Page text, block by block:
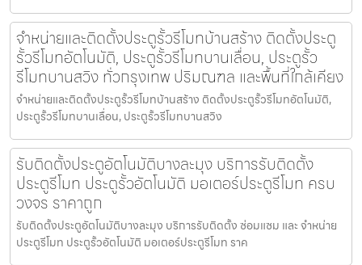
จำหน่ายและติดตั้งประตูรั้วรีโมทบ้านสร้าง ติดตั้งประตู
รั้วรีโมทอัตโนมัติ, ประตูรั้วรีโมทบานเลื่อน, ประตูรั้ว
รีโมทบานสวิง ทั่วกรุงเทพ ปริมณฑล และพื้นที่ใกล้เคียง
จำหน่ายและติดตั้งประตูรั้วรีโมทบ้านสร้าง ติดตั้งประตูรั้วรีโมทอัตโนมัติ,
ประตูรั้วรีโมทบานเลื่อน, ประตูรั้วรีโมทบานสวิง
รับติดตั้งประตูอัตโนมัติบางละมุง บริการรับติดตั้ง
ประตูรีโมท ประตูรั้วอัตโนมัติ มอเตอร์ประตูรีโมท ครบ
วงจร ราคาถูก
รับติดตั้งประตูอัตโนมัติบางละมุง บริการรับติดตั้ง ซ่อมแซม และ จำหน่าย
ประตูรีโมท ประตูรั้วอัตโนมัติ มอเตอร์ประตูรีโมท ราค